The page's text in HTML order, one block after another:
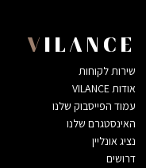
VILANCE
שירות לקוחות
אודות VILANCE
עמוד הפייסבוק שלנו
האינסטגרם שלנו
נציג אונליין
דרושים